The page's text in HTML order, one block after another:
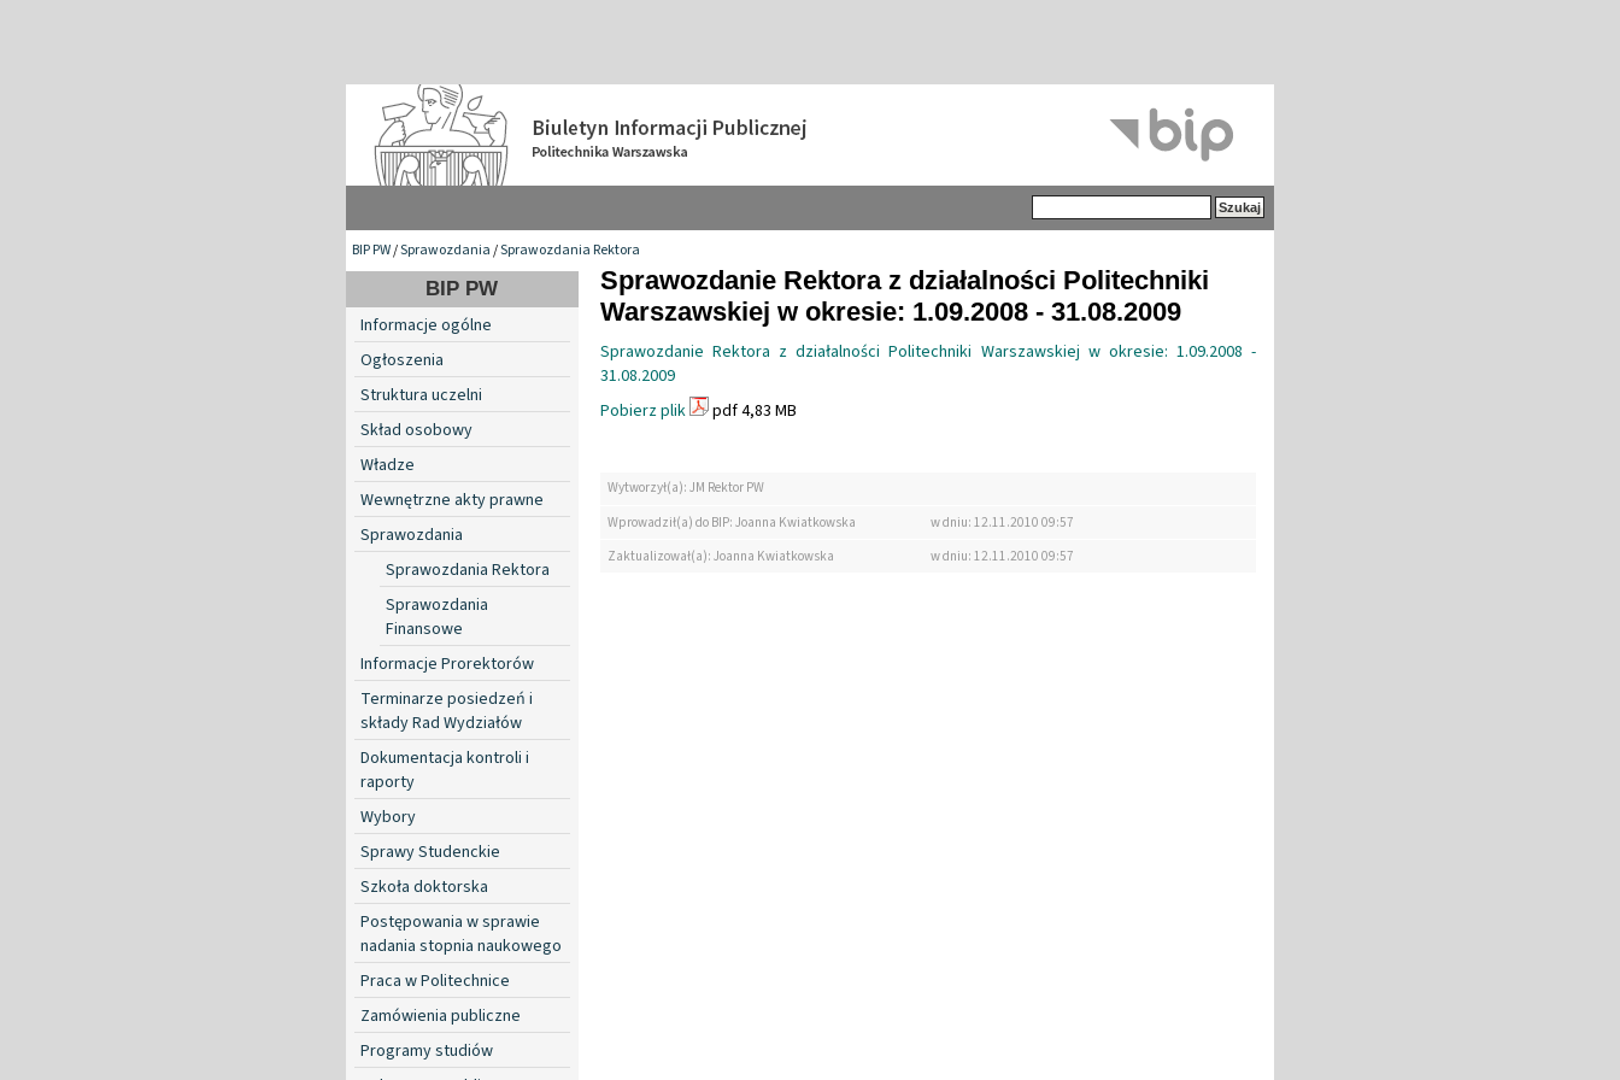
BIP PW/Sprawozdania/Sprawozdania Rektora
BIP PW
Informacje ogólne
Ogłoszenia
Struktura uczelni
Skład osobowy
Władze
Wewnętrzne akty prawne
Sprawozdania
Sprawozdania Rektora
Sprawozdania
Finansowe
Informacje Prorektorów
Terminarze posiedzeń i
składy Rad Wydziałów
Dokumentacja kontroli i
raporty
Wybory
Sprawy Studenckie
Szkoła doktorska
Postępowania w sprawie
nadania stopnia naukowego
Praca w Politechnice
Zamówienia publiczne
Programy studiów
Sprawozdanie Rektora z działalności Politechniki
Warszawskiej w okresie: 1.09.2008 - 31.08.2009
Sprawozdanie Rektora z działalności Politechniki Warszawskiej w okresie: 1.09.2008 -
31.08.2009
Pobierz plik
pdf 4,83 MB
Wytworzył(a): JM Rektor PW
Wprowadził(a) do BIP: Joanna Kwiatkowska
w dniu: 12.11.2010 09:57
Zaktualizował(a): Joanna Kwiatkowska
w dniu: 12.11.2010 09:57